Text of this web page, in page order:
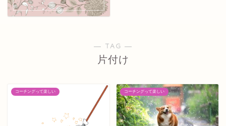
― TAG ―
片付け
コーチングって楽しい コーチングって楽しい